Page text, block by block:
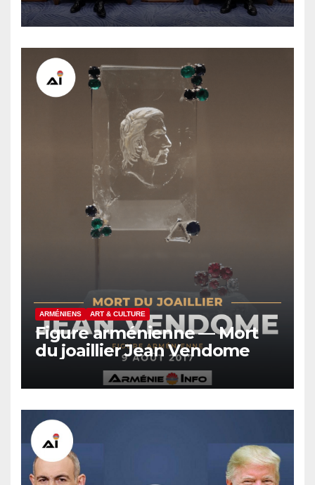
sanctions russes, selon
Hovsep Khurshudyan
ARMÉNIENS ART & CULTURE
Figure arménienne — Mort
du joaillier Jean Vendome